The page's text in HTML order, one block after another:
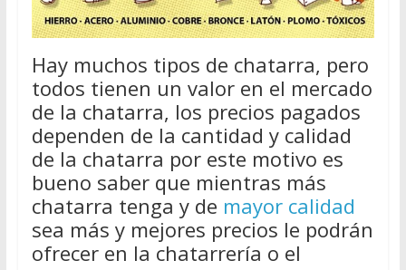
Hay muchos tipos de chatarra, pero
todos tienen un valor en el mercado
de la chatarra, los precios pagados
dependen de la cantidad y calidad
de la chatarra por este motivo es
bueno saber que mientras más
chatarra tenga y de mayor calidad
sea más y mejores precios le podrán
ofrecer en la chatarrería o el